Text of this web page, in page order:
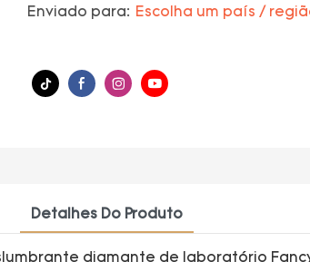
Enviado para: Escolha um país /
Detalhes Do Produto
diamante de laboratório